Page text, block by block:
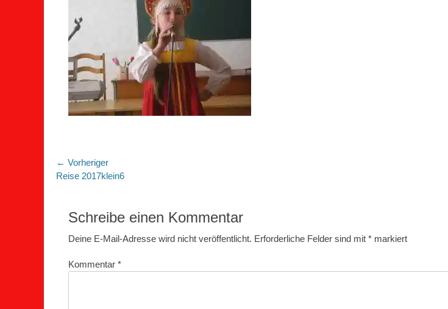
Beitragsnavigation
← Vorheriger
Vorheriger
Reise 2017klein6
Schreibe einen Kommentar
Deine E-Mail-Adresse wird nicht veröffentlicht. Erforderliche Felder sind mit * markiert
Kommentar *